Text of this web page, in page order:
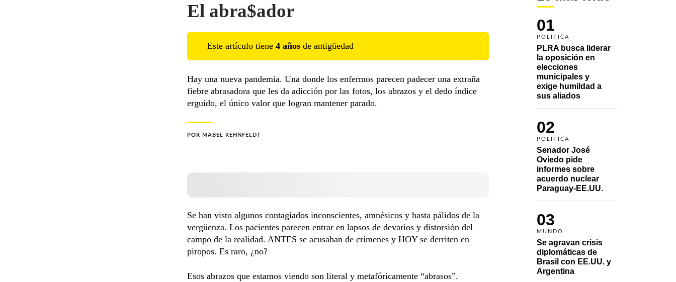
01
POLÍTICA
PLRA busca liderar
la oposición en
elecciones
municipales y
exige humildad a
sus aliados
02
POLÍTICA
Senador José
Oviedo pide
informes sobre
acuerdo nuclear
Paraguay-EE.UU.
03
MUNDO
Se agravan crisis
diplomáticas de
Brasil con EE.UU. y
Argentina
El abra$ador
Este artículo tiene 4 años de antigüedad
Hay una nueva pandemia. Una donde los enfermos parecen padecer una extraña
fiebre abrasadora que les da adicción por las fotos, los abrazos y el dedo índice
erguido, el único valor que logran mantener parado.
POR MABEL REHNFELDT
Se han visto algunos contagiados inconscientes, amnésicos y hasta pálidos de la
vergüenza. Los pacientes parecen entrar en lapsos de devaríos y distorsión del
campo de la realidad. ANTES se acusaban de crímenes y HOY se derriten en
piropos. Es raro, ¿no?
Esos abrazos que estamos viendo son literal y metafóricamente “abrasos”.